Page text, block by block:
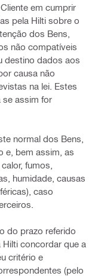
em cumprir
pela Hilti sobre o
dos Bens,
não compatíveis
destino dados aos
causa não
na lei. Estes
assim for
normal dos Bens,
e, bem assim, as
fumos,
humidade, causas
caso
do prazo referido
Hilti concordar que a
critério e
(pelo